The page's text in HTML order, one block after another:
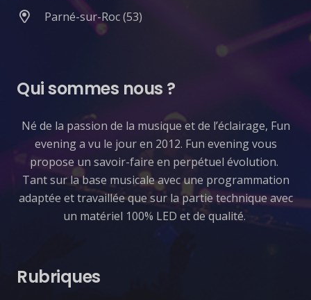
Parné-sur-Roc (53)
Qui sommes nous ?
​Né de la passion de la musique et de l’éclairage, Fun
evening a vu le jour en 2012. Fun evening vous
propose un savoir-faire en perpétuel évolution.
Tant sur la base musicale avec une programmation
adaptée et travaillée que sur la partie technique avec
un matériel 100% LED et de qualité.
Rubriques